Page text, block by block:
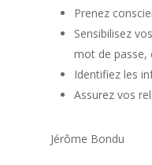
Prenez
Sensibilisez
mot de passe,
Identifiez les
Assurez vos
Jérôme Bondu